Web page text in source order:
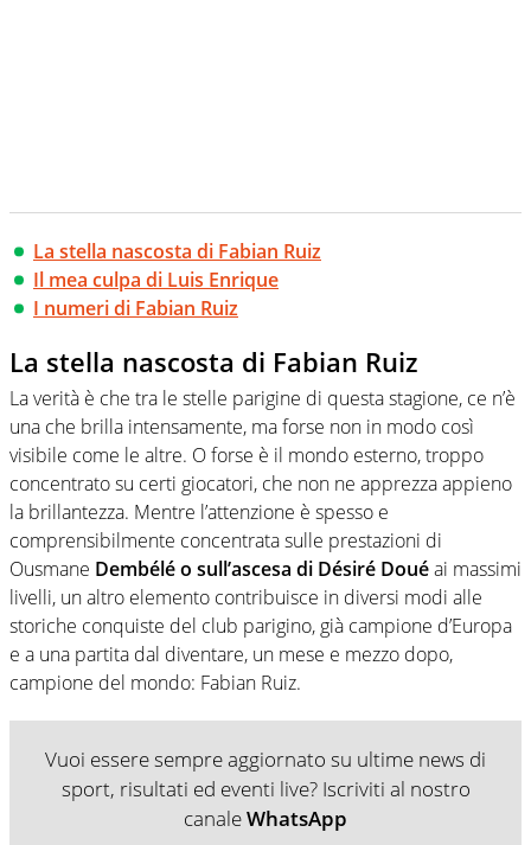
La stella nascosta di Fabian Ruiz
Il mea culpa di Luis Enrique
I numeri di Fabian Ruiz
La stella nascosta di Fabian Ruiz
La verità è che tra le stelle parigine di questa stagione, ce n’è
una che brilla intensamente, ma forse non in modo così
visibile come le altre. O forse è il mondo esterno, troppo
concentrato su certi giocatori, che non ne apprezza appieno
la brillantezza. Mentre l’attenzione è spesso e
comprensibilmente concentrata sulle prestazioni di
Ousmane Dembélé o sull’ascesa di Désiré Douéai massimi
livelli, un altro elemento contribuisce in diversi modi alle
storiche conquiste del club parigino, già campione d’Europa
e a una partita dal diventare, un mese e mezzo dopo,
campione del mondo: Fabian Ruiz.
Vuoi essere sempre aggiornato su ultime news di
sport, risultati ed eventi live? Iscriviti al nostro
canaleWhatsApp